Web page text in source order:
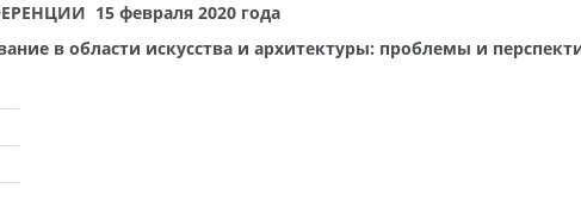
15 февраля 2020 года
в области искусства и архитектуры: проблемы и